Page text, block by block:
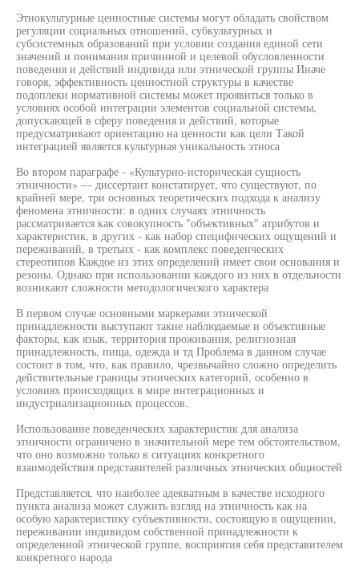
Этнокультурные ценностные системы могут обладать свойством
регуляции социальных отношений, субкультурных и
субсистемных образований при условии создания единой сети
значений и понимания причинной и целевой обусловленности
поведения и действий индивида или этнической группы Иначе
говоря, эффективность ценностной структуры в качестве
подоплеки нормативной системы может проявиться только в
условиях особой интеграции элементов социальной системы,
допускающей в сферу поведения и действий, которые
предусматривают ориентацию на ценности как цели Такой
интеграцией является культурная уникальность этноса
Во втором параграфе - «Культурно-историческая сущность
этничности» — диссертант констатирует, что существуют, по
крайней мере, три основных теоретических подхода к анализу
феномена этничности: в одних случаях этничность
рассматривается как совокупность "объективных" атрибутов и
характеристик, в других - как набор специфических ощущений и
переживаний, в третьих - как комплекс поведенческих
стереотипов Каждое из этих определений имеет свои основания и
резоны. Однако при использовании каждого из них в отдельности
возникают сложности методологического характера
В первом случае основными маркерами этнической
принадлежности выступают такие наблюдаемые и объективные
факторы, как язык, территория проживания, религиозная
принадлежность, пища, одежда и тд Проблема в данном случае
состоит в том, что, как правило, чрезвычайно сложно определить
действительные границы этнических категорий, особенно в
условиях происходящих в мире интеграционных и
индустриализационных процессов.
Использование поведенческих характеристик для анализа
этничности ограничено в значительной мере тем обстоятельством,
что оно возможно только в ситуациях конкретного
взаимодействия представителей различных этнических общностей
Представляется, что наиболее адекватным в качестве исходного
пункта анализа может служить взгляд на этничность как на
особую характеристику субъективности, состоящую в ощущении,
переживании индивидом собственной принадлежности к
определенной этнической группе, восприятия себя представителем
конкретного народа